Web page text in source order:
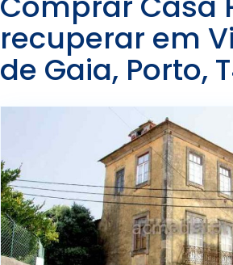
recuperar em
de Gaia, Porto,